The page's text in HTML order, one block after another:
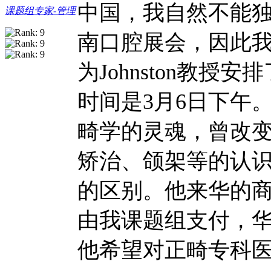
课题组专家-管理 中国，我自然不能
南口腔展会，因此
为Johnston教授安
时间是3月6日下午
畸学的灵魂，曾改
矫治、颌架等的认
的区别。他来华的
由我课题组支付，
他希望对正畸专科